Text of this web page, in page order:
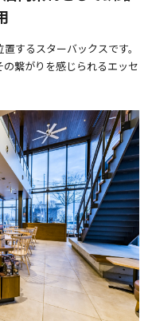
するスターバックスです。
繋がりを感じられるエッセ